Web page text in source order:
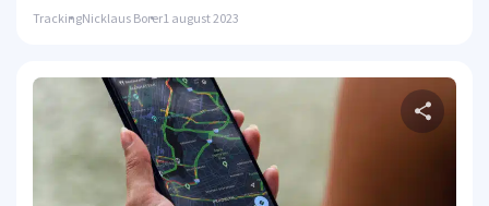
TrackingNicklaus Borer1 august 2023